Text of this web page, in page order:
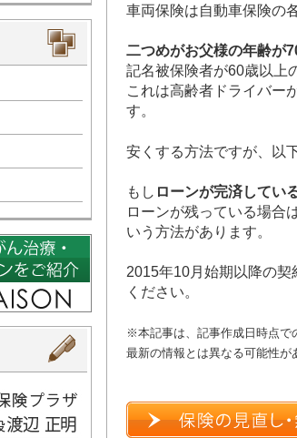
車両保険は自動車保険の
二つめがお父様の年齢が
記名被保険者が60歳以上
これは高齢者ドライバー
す。
安くする方法ですが、以
もし ローンが完済してい
ローンが残っている場合
いう方法があります。
2015年10月始期以降の
ください。
※本記事は、記事作成日時点で
最新の情報とは異なる可能性が